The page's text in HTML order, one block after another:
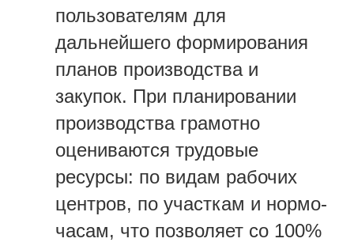
пользователям для
дальнейшего формирования
планов производства и
закупок. При планировании
производства грамотно
оцениваются трудовые
ресурсы: по видам рабочих
центров, по участкам и нормо-
часам, что позволяет со 100%